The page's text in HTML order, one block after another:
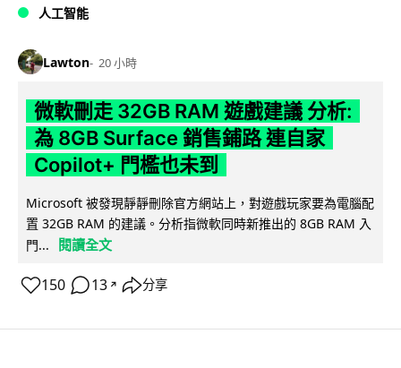
人工智能
Lawton 20 小時
微軟刪走 32GB RAM 遊戲建議 分析:
為 8GB Surface 銷售鋪路 連自家
Copilot+ 門檻也未到
Microsoft 被發現靜靜刪除官方網站上，對遊戲玩家要為電腦配
置 32GB RAM 的建議。分析指微軟同時新推出的 8GB RAM 入
門...
閱讀全文
150 13 ↗ 分享